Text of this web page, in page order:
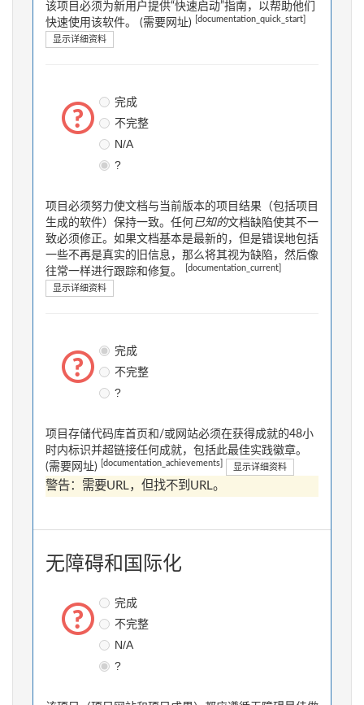
该项目必须为新用户提供“快速启动”指南，以帮助他们
快速使用该软件。 (需要网址)
[documentation_quick_start]
显示详细资料
完成
不完整
N/A
?
项目必须努力使文档与当前版本的项目结果（包括项目
生成的软件）保持一致。任何 已知的文档缺陷使其不一
致必须修正。如果文档基本是最新的，但是错误地包括
一些不再是真实的旧信息，那么将其视为缺陷，然后像
往常一样进行跟踪和修复。
[documentation_current]
显示详细资料
完成
不完整
?
项目存储代码库首页和/或网站必须在获得成就的48小
时内标识并超链接任何成就，包括此最佳实践徽章。
(需要网址)
[documentation_achievements] 显示详细资料
警告：需要URL，但找不到URL。
无障碍和国际化
完成
不完整
N/A
?